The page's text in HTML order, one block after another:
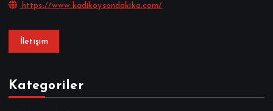
https://www.kadikoysondakika.com/
İletişim
Kategoriler